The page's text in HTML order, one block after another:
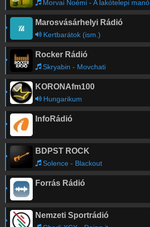
Morvai Noémi - A lakótelepi manó
Marosvásárhelyi Rádió
Kertbarátok (ism.)
Rocker Rádió
Skryabin - Movchati
KORONAfm100
Hungarikum
InfoRádió
BDPST ROCK
Solence - Blackout
Forrás Rádió
Nemzeti Sportrádió